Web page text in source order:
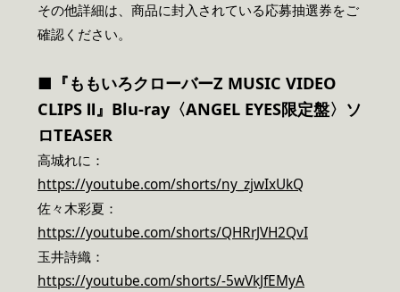
その他詳細は、商品に封入されている応募抽選券をご
確認ください。
■『ももいろクローバーZ MUSIC VIDEO
CLIPS Ⅱ』Blu-ray〈ANGEL EYES限定盤〉ソ
ロTEASER
高城れに：
https://youtube.com/shorts/ny_zjwIxUkQ
佐々木彩夏：
https://youtube.com/shorts/QHRrJVH2QvI
玉井詩織：
https://youtube.com/shorts/-5wVkJfEMyA